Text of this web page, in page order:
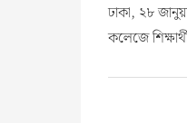
ঢাকা, ২৮
কলেজে